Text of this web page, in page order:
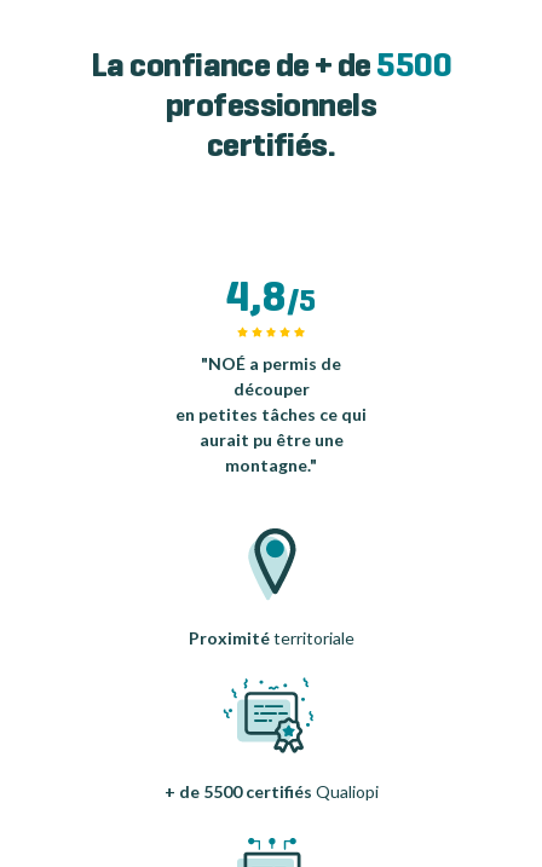
La confiance de + de 5500
professionnels
certifiés.
+ de 5500 certifiés Qualiopi
4,8/5
"NOÉ a permis de
découper
en petites tâches ce qui
aurait pu être une
montagne."
Proximitéterritoriale